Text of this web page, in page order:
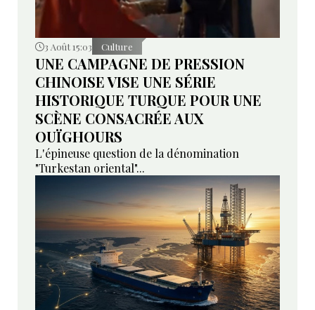
3 Août 15:03 Culture
UNE CAMPAGNE DE PRESSION
CHINOISE VISE UNE SÉRIE
HISTORIQUE TURQUE POUR UNE
SCÈNE CONSACRÉE AUX
OUÏGHOURS
L'épineuse question de la dénomination
"Turkestan oriental"...